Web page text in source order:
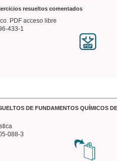
resueltos comentados
PDF acceso libre
433-1
DE FUNDAMENTOS QUÍMICOS
088-3